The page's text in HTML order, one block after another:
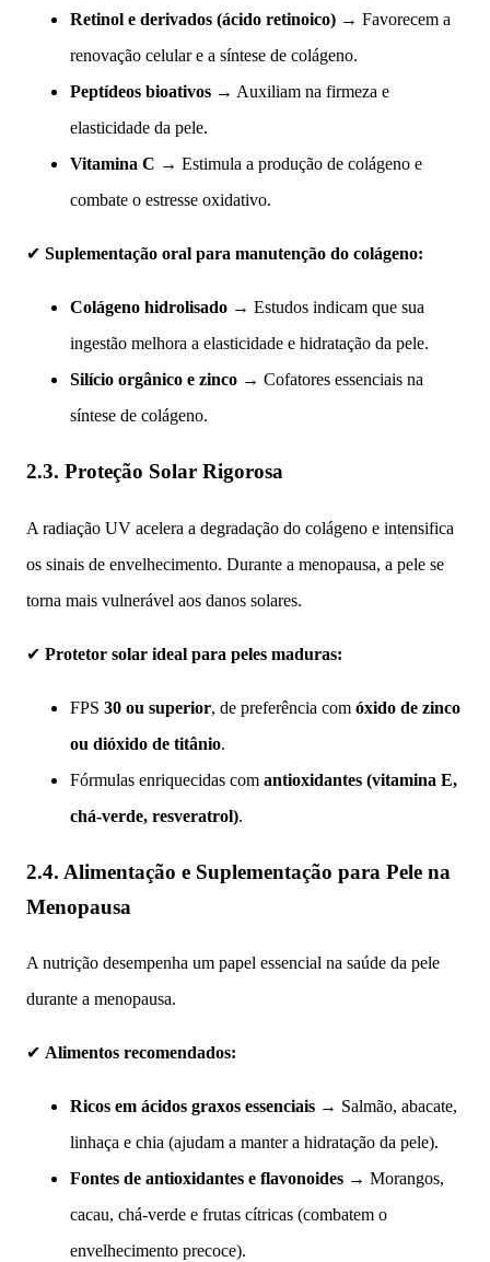
Retinol e derivados (ácido retinoico) → Favorecem a
renovação celular e a síntese de colágeno.
Peptídeos bioativos → Auxiliam na firmeza e
elasticidade da pele.
Vitamina C → Estimula a produção de colágeno e
combate o estresse oxidativo.
✔ Suplementação oral para manutenção do colágeno:
Colágeno hidrolisado → Estudos indicam que sua
ingestão melhora a elasticidade e hidratação da pele.
Silício orgânico e zinco → Cofatores essenciais na
síntese de colágeno.
2.3. Proteção Solar Rigorosa
A radiação UV acelera a degradação do colágeno e intensifica
os sinais de envelhecimento. Durante a menopausa, a pele se
torna mais vulnerável aos danos solares.
✔ Protetor solar ideal para peles maduras:
FPS 30 ou superior, de preferência com óxido de zinco
ou dióxido de titânio.
Fórmulas enriquecidas com antioxidantes (vitamina E,
chá-verde, resveratrol).
2.4. Alimentação e Suplementação para Pele na
Menopausa
A nutrição desempenha um papel essencial na saúde da pele
durante a menopausa.
✔ Alimentos recomendados:
Ricos em ácidos graxos essenciais → Salmão, abacate,
linhaça e chia (ajudam a manter a hidratação da pele).
Fontes de antioxidantes e flavonoides → Morangos,
cacau, chá-verde e frutas cítricas (combatem o
envelhecimento precoce).